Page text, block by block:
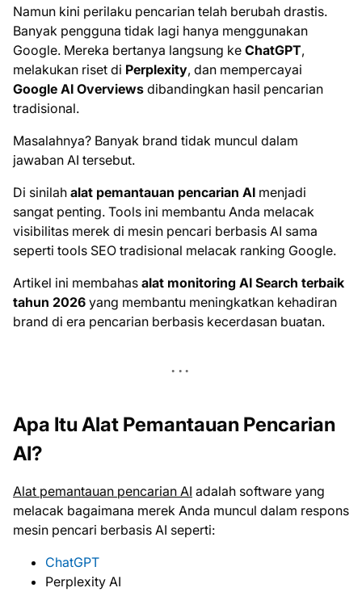
Namun kini perilaku pencarian telah berubah drastis.
Banyak pengguna tidak lagi hanya menggunakan
Google. Mereka bertanya langsung ke ChatGPT,
melakukan riset di Perplexity, dan mempercayai
Google AI Overviews dibandingkan hasil pencarian
tradisional.
Masalahnya? Banyak brand tidak muncul dalam
jawaban AI tersebut.
Di sinilah alat pemantauan pencarian AI menjadi
sangat penting. Tools ini membantu Anda melacak
visibilitas merek di mesin pencari berbasis AI sama
seperti tools SEO tradisional melacak ranking Google.
Artikel ini membahas alat monitoring AI Search terbaik
tahun 2026 yang membantu meningkatkan kehadiran
brand di era pencarian berbasis kecerdasan buatan.
Apa Itu Alat Pemantauan Pencarian
AI?
Alat pemantauan pencarian AI adalah software yang
melacak bagaimana merek Anda muncul dalam respons
mesin pencari berbasis AI seperti:
ChatGPT
Perplexity AI